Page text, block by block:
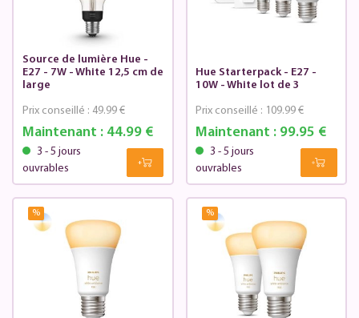
Source de lumière Hue -
E27 - 7W - White 12,5 cm de
large
Maintenant :44.99 €
Prix conseillé : 49.99 €
3 - 5 jours
ouvrables
Hue Starterpack - E27 -
10W - White lot de 3
Maintenant : 99.95 €
Prix conseillé : 109.99 €
3 - 5 jours
ouvrables
% %